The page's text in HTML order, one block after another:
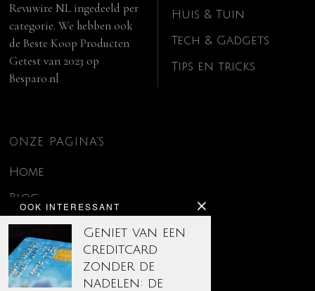
OOK INTERESSANT
Geniet van een
creditcard
zonder de
nadelen: de
Revuwire NL ingedeeld per
categorie. We hebben ook
deBeste Koop Producten
Getest van 2023 op
Besparo.nl
Huis & Tuin
Tech & Gadgets
Tips en tricks
ONZE PAGINA’S
Home
Blog
Contact
Disclaimer
Over ons